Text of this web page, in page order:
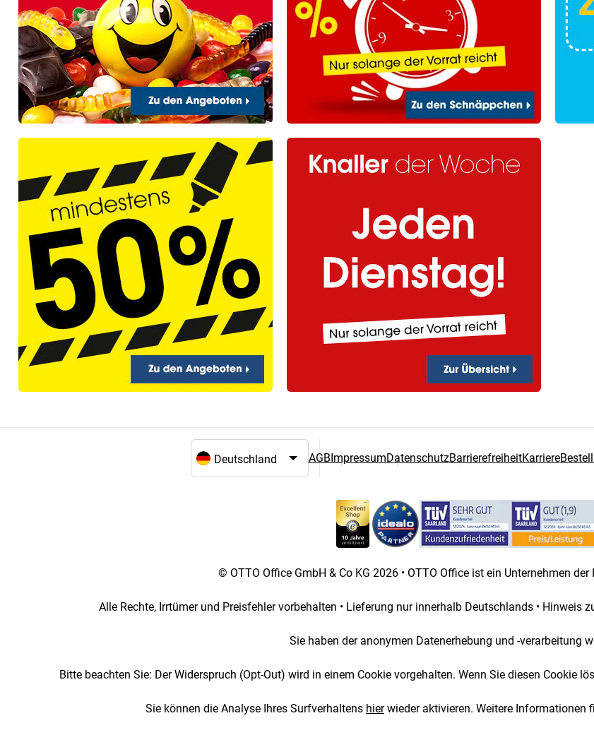
Sprach- und Landesauswahl
AGBImpressumDatenschutzBarrierefreiheitKarriere
© OTTO Office GmbH & Co KG 2026 • OTTO Office ist ein Unternehmen
Alle Rechte, Irrtümer und Preisfehler vorbehalten • Lieferung nur innerhalb Deutschlands • Hinweis
Sie haben der anonymen Datenerhebung und -verarbeitung
Bitte beachten Sie: Der Widerspruch (Opt-Out) wird in einem Cookie vorgehalten. Wenn Sie diesen Cookie
Sie können die Analyse Ihres Surfverhaltens hierwieder aktivieren. Weitere Informationen